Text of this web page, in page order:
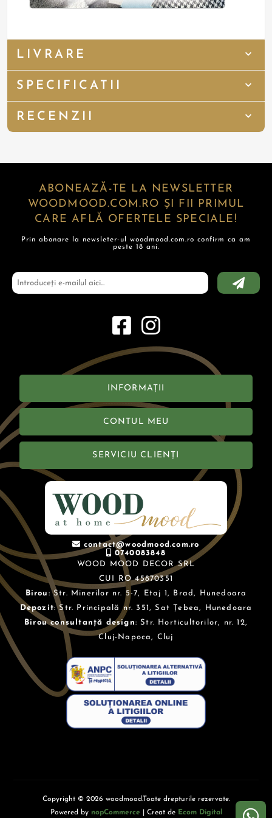
LIVRARE
SPECIFICATII
RECENZII
ABONEAZĂ-TE LA NEWSLETTER
WOODMOOD.COM.RO ȘI FII PRIMUL
CARE AFLĂ OFERTELE SPECIALE!
Prin abonare la newsleter-ul woodmood.com.ro confirm ca am
peste 18 ani.
INFORMAȚII
CONTUL MEU
SERVICIU CLIENȚI
contact@woodmood.com.ro
0740083848
WOOD MOOD DECOR SRL
CUI RO 45870351
Birou : Str. Minerilor nr. 5-7, Etaj 1, Brad, Hunedoara
Depozit: Str. Principală nr. 351, Sat Țebea, Hunedoara
Birou consultanță design: Str. Horticultorilor, nr. 12,
Cluj-Napoca, Cluj
Copyright © 2026 woodmood.Toate drepturile rezervate.
Powered by nopCommerce | Creat de Ecom Digital